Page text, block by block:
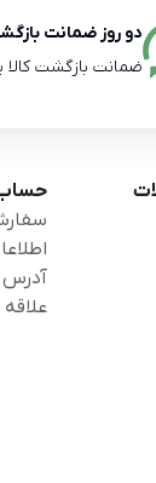
دو روز ضمانت
ضمانت بازگشت کالا پس
حساب
آدرس